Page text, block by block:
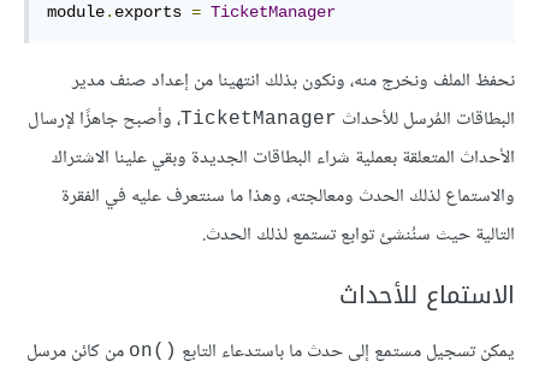
module. exports = TicketManager
نحفظ الملف ونخرج منه، ونكون بذلك انتهينا من إعداد صنف مدير
البطاقات المُرسل للأحداث ‎TicketManager‎، وأصبح جاهزًا لإرسال
الأحداث المتعلقة بعملية شراء البطاقات الجديدة وبقي علينا الاشتراك
والاستماع لذلك الحدث ومعالجته، وهذا ما سنتعرف عليه في الفقرة
التالية حيث سنُنشئ توابع تستمع لذلك الحدث.
الاستماع للأحداث
يمكن تسجيل مستمع إلى حدث ما باستدعاء التابع ‎on()‎ من كائن مرسل